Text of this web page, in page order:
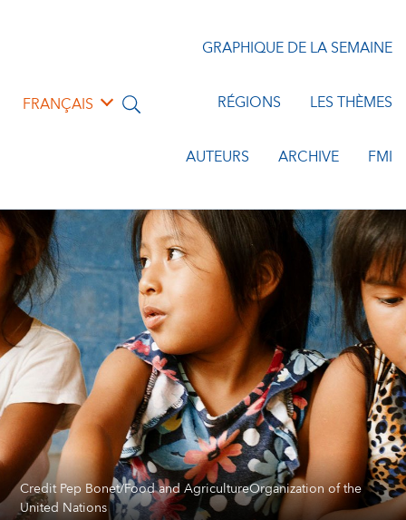
FRANÇAIS
GRAPHIQUE DE LA SEMAINE
RÉGIONS LES THÈMES
AUTEURS ARCHIVE FMI
Credit Pep Bonet/Food and AgricultureOrganization of the
United Nations